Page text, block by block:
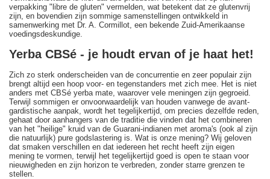
verpakking "libre de gluten" vermelden, wat betekent dat ze glutenvrij
zijn, en bovendien zijn sommige samenstellingen ontwikkeld in
samenwerking met Dr. A. Cormillot, een bekende Zuid-Amerikaanse
voedingsdeskundige.
Yerba CBSé - je houdt ervan of je haat het!
Zich zo sterk onderscheiden van de concurrentie en zeer populair zijn
brengt altijd een hoop voor- en tegenstanders met zich mee. Het is niet
anders met CBSé yerba mate, waarover vele meningen zijn gegroeid.
Terwijl sommigen er onvoorwaardelijk van houden vanwege de avant-
gardistische aanpak, wordt het tegelijkertijd, om precies dezelfde reden,
gehaat door aanhangers van de traditie die vinden dat het combineren
van het "heilige" kruid van de Guarani-indianen met aroma's (ook al zijn
die natuurlijk) pure godslastering is. Wat is onze mening? Wij geloven
dat smaken verschillen en dat iedereen het recht heeft zijn eigen
mening te vormen, terwijl het tegelijkertijd goed is open te staan voor
nieuwigheden en zijn horizon te verbreden, zonder starre grenzen te
stellen.